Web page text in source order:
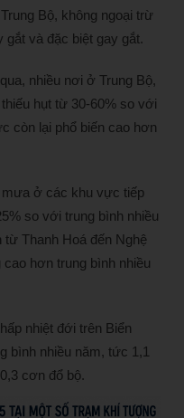
Bộ, không ngoại trừ
gắt và đặc biệt gay gắt.
nhiều nơi ở Trung Bộ,
hụt từ 30-60% so với
còn lại phổ biến cao hơn
ở các khu vực tiếp
so với trung bình nhiều
từ Thanh Hoá đến Nghệ
hơn trung bình nhiều
nhiệt đới trên Biển
bình nhiều năm, tức 1,1
cơn đổ bộ.